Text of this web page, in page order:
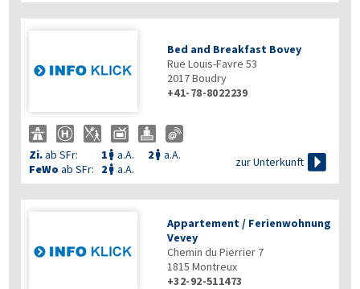
Bed and Breakfast Bovey
Rue Louis-Favre 53
2017Boudry
+41-78-8022239
Zi.ab SFr: 1  a.A. 2  a.A.
FeWo ab SFr: 2  a.A.
zur Unterkunft 
Appartement / Ferienwohnung
Vevey
Chemin du Pierrier 7
1815 Montreux
+32-92-511473